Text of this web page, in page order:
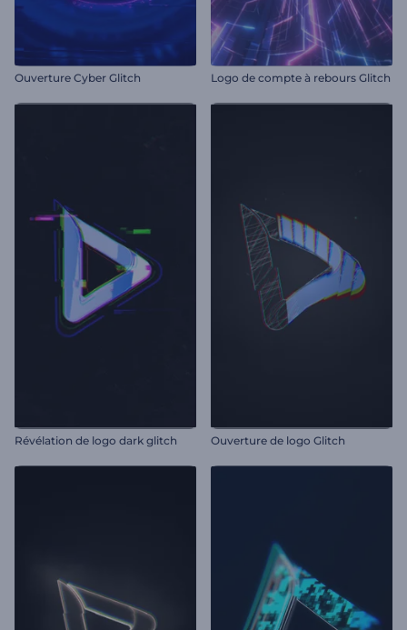
Ouverture Cyber Glitch Logo de compte à rebours Glitch
Révélation de logo dark glitch Ouverture de logo Glitch